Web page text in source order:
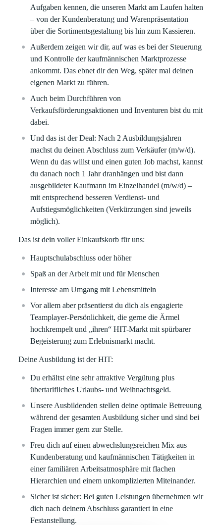
Aufgaben kennen, die unseren Markt am Laufen halten
– von der Kundenberatung und Warenpräsentation
über die Sortimentsgestaltung bis hin zum Kassieren.
Außerdem zeigen wir dir, auf was es bei der Steuerung
und Kontrolle der kaufmännischen Marktprozesse
ankommt. Das ebnet dir den Weg, später mal deinen
eigenen Markt zu führen.
Auch beim Durchführen von
Verkaufsförderungsaktionen und Inventuren bist du mit
dabei.
Und das ist der Deal: Nach 2 Ausbildungsjahren
machst du deinen Abschluss zum Verkäufer (m/w/d).
Wenn du das willst und einen guten Job machst, kannst
du danach noch 1 Jahr dranhängen und bist dann
ausgebildeter Kaufmann im Einzelhandel (m/w/d) –
mit entsprechend besseren Verdienst- und
Aufstiegsmöglichkeiten (Verkürzungen sind jeweils
möglich).
Das ist dein voller Einkaufskorb für uns:
Hauptschulabschluss oder höher
Spaß an der Arbeit mit und für Menschen
Interesse am Umgang mit Lebensmitteln
Vor allem aber präsentierst du dich als engagierte
Teamplayer-Persönlichkeit, die gerne die Ärmel
hochkrempelt und „ihren“ HIT-Markt mit spürbarer
Begeisterung zum Erlebnismarkt macht.
Deine Ausbildung ist der HIT:
Du erhältst eine sehr attraktive Vergütung plus
übertarifliches Urlaubs- und Weihnachtsgeld.
Unsere Ausbildenden stellen deine optimale Betreuung
während der gesamten Ausbildung sicher und sind bei
Fragen immer gern zur Stelle.
Freu dich auf einen abwechslungsreichen Mix aus
Kundenberatung und kaufmännischen Tätigkeiten in
einer familiären Arbeitsatmosphäre mit flachen
Hierarchien und einem unkomplizierten Miteinander.
Sicher ist sicher: Bei guten Leistungen übernehmen wir
dich nach deinem Abschluss garantiert in eine
Festanstellung.